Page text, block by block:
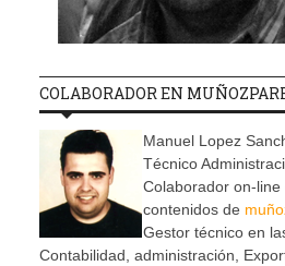
COLABORADOR EN
Manuel Lopez
Técnico
Colaborador on-line
contenidos de
Gestor técnico en
Contabilidad, administración,